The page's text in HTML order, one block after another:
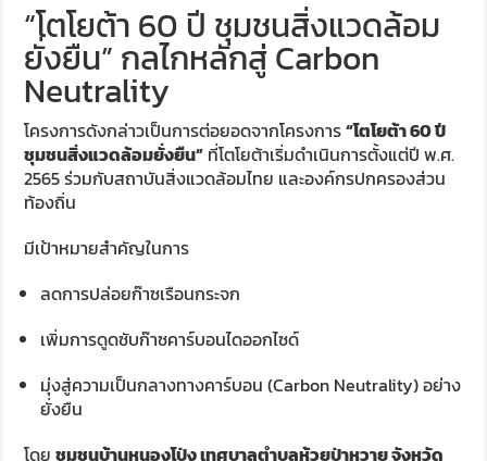
“โตโยต้า 60 ปี ชุมชนสิ่งแวดล้อม
ยั่งยืน” กลไกหลักสู่ Carbon
Neutrality
โครงการดังกล่าวเป็นการต่อยอดจากโครงการ“โตโยต้า 60 ปี
ชุมชนสิ่งแวดล้อมยั่งยืน” ที่โตโยต้าเริ่มดำเนินการตั้งแต่ปี พ.ศ.
2565 ร่วมกับสถาบันสิ่งแวดล้อมไทย และองค์กรปกครองส่วน
ท้องถิ่น
มีเป้าหมายสำคัญในการ
ลดการปล่อยก๊าซเรือนกระจก
เพิ่มการดูดซับก๊าซคาร์บอนไดออกไซด์
มุ่งสู่ความเป็นกลางทางคาร์บอน (Carbon Neutrality) อย่าง
ยั่งยืน
โดยชุมชนบ้านหนองโป่ง เทศบาลตำบลห้วยป่าหวาย จังหวัด